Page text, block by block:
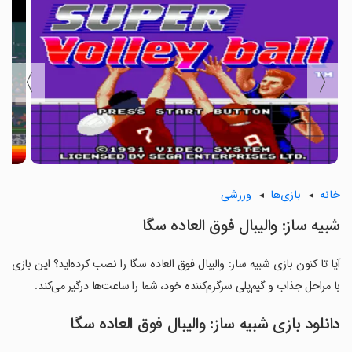
〈
〉
خانه بازی‌ها ورزشی
شبیه ساز: والیبال فوق العاده سگا
آیا تا کنون بازی شبیه ساز: والیبال فوق العاده سگا را نصب کرده‌اید؟ این بازی
با مراحل جذاب و گیم‌پلی سرگرم‌کننده خود، شما را ساعت‌ها درگیر می‌کند.
دانلود بازی شبیه ساز: والیبال فوق العاده سگا